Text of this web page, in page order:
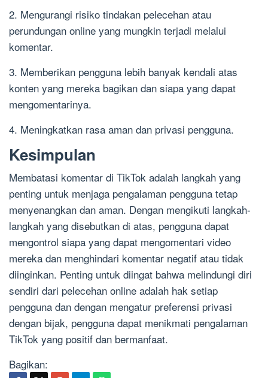
2. Mengurangi risiko tindakan pelecehan atau
perundungan online yang mungkin terjadi melalui
komentar.
3. Memberikan pengguna lebih banyak kendali atas
konten yang mereka bagikan dan siapa yang dapat
mengomentarinya.
4. Meningkatkan rasa aman dan privasi pengguna.
Kesimpulan
Membatasi komentar di TikTok adalah langkah yang
penting untuk menjaga pengalaman pengguna tetap
menyenangkan dan aman. Dengan mengikuti langkah-
langkah yang disebutkan di atas, pengguna dapat
mengontrol siapa yang dapat mengomentari video
mereka dan menghindari komentar negatif atau tidak
diinginkan. Penting untuk diingat bahwa melindungi diri
sendiri dari pelecehan online adalah hak setiap
pengguna dan dengan mengatur preferensi privasi
dengan bijak, pengguna dapat menikmati pengalaman
TikTok yang positif dan bermanfaat.
Bagikan: